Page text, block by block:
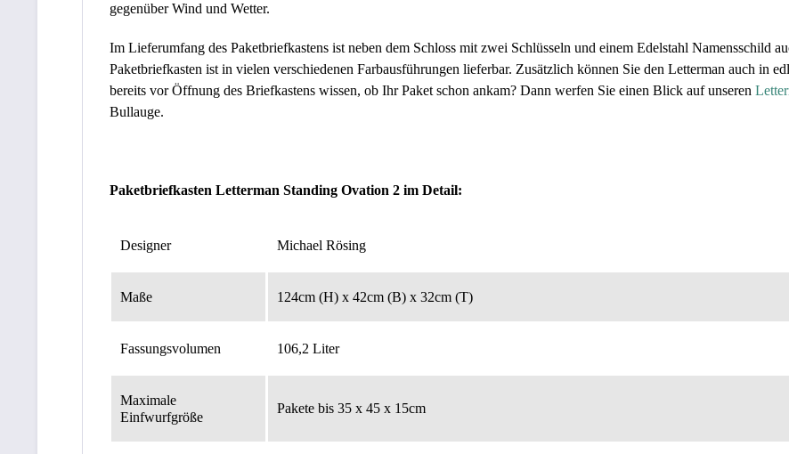
gegenüber Wind und Wetter.
Im Lieferumfang des Paketbriefkastens ist neben dem Schloss mit zwei Schlüsseln und einem Edelstahl Namensschild
Paketbriefkasten ist in vielen verschiedenen Farbausführungen lieferbar. Zusätzlich können Sie den Letterman auch in
bereits vor Öffnung des Briefkastens wissen, ob Ihr Paket schon ankam? Dann werfen Sie einen Blick auf unseren
Bullauge.
Paketbriefkasten Letterman Standing Ovation 2 im Detail:
Designer Michael Rösing
Maße 124cm (H) x 42cm (B) x 32cm (T)
Fassungsvolumen 106,2 Liter
Maximale
Einfwurfgröße
Pakete bis 35 x 45 x 15cm